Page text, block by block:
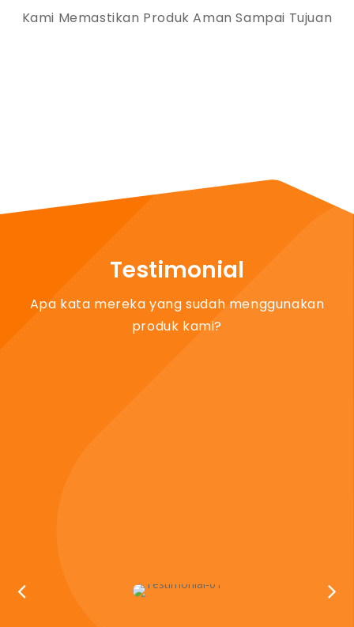
Kami Memastikan Produk Aman Sampai Tujuan
Testimonial
Apa kata mereka yang sudah menggunakan
produk kami?